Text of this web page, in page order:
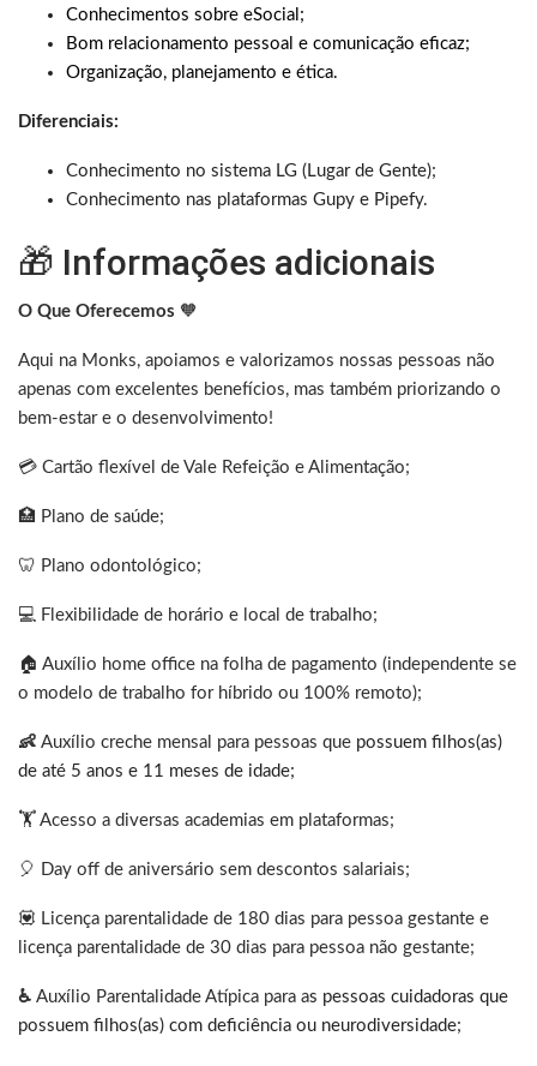
Conhecimentos sobre eSocial;
Bom relacionamento pessoal e comunicação eficaz;
Organização, planejamento e ética.
Diferenciais:
Conhecimento no sistema LG (Lugar de Gente);
Conhecimento nas plataformas Gupy e Pipefy.
🎁 Informações adicionais
O Que Oferecemos 🧡
Aqui na Monks, apoiamos e valorizamos nossas pessoas não
apenas com excelentes benefícios, mas também priorizando o
bem-estar e o desenvolvimento!
💳 Cartão flexível de Vale Refeição e Alimentação;
🏥 Plano de saúde;
🦷 Plano odontológico;
💻 Flexibilidade de horário e local de trabalho;
🏠 Auxílio home office na folha de pagamento (independente se
o modelo de trabalho for híbrido ou 100% remoto);
👶 Auxílio creche mensal para pessoas que possuem filhos(as)
de até 5 anos e 11 meses de idade;
🏋️ Acesso a diversas academias em plataformas;
🎈 Day off de aniversário sem descontos salariais;
💟 Licença parentalidade de 180 dias para pessoa gestante e
licença parentalidade de 30 dias para pessoa não gestante;
♿ Auxílio Parentalidade Atípica para as pessoas cuidadoras que
possuem filhos(as) com deficiência ou neurodiversidade;